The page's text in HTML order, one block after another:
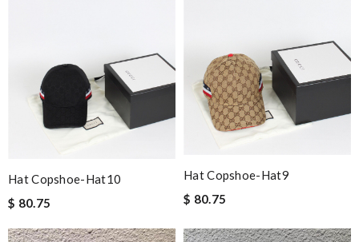
Hat Copshoe-Hat10
$ 80.75
Hat Copshoe-Hat9
$ 80.75